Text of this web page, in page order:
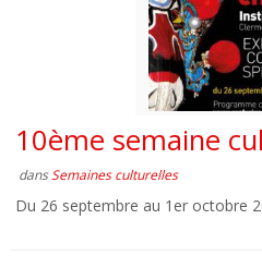
10ème semaine
dansSemaines culturelles
Du 26 septembre au 1er octobre